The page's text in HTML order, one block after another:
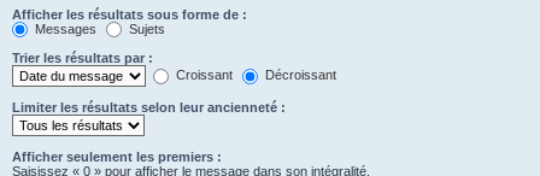
Afficher les résultats sous forme de :
Messages
Sujets
Trier les résultats par :
Croissant
Décroissant
Limiter les résultats selon leur ancienneté :
Afficher seulement les premiers :
Saisissez « 0 » pour afficher le message dans son intégralité.